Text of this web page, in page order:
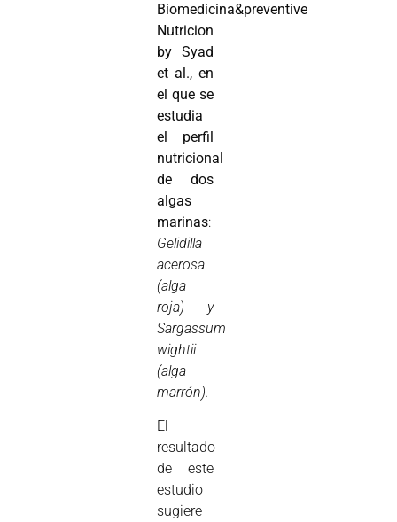
Biomedicina&preventive
Nutricion
by Syad
et al., en
el que se
estudia
el perfil
nutricional
de dos
algas
marinas:
Gelidilla
acerosa
(alga
roja) y
Sargassum
wightii
(alga
marrón).
El
resultado
de este
estudio
sugiere